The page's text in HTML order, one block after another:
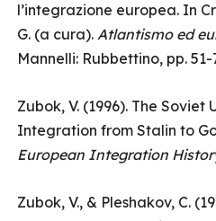
l’integrazione europea. In
G. (a cura). Atlantismo ed
Mannelli: Rubbettino, pp. 51-
Zubok, V. (1996). The Soviet
Integration from Stalin to
European Integration
Zubok, V., & Pleshakov, C.